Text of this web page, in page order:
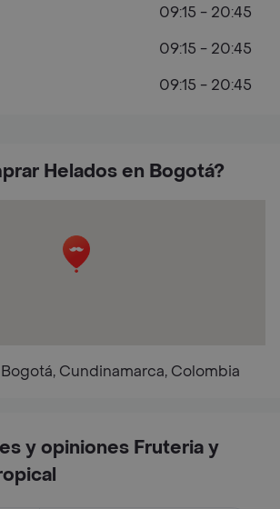
Helados en Bogotá?
Cundinamarca, Colombia
09:15 - 20:45
09:15 - 20:45
09:15 - 20:45
y opiniones Fruteria y